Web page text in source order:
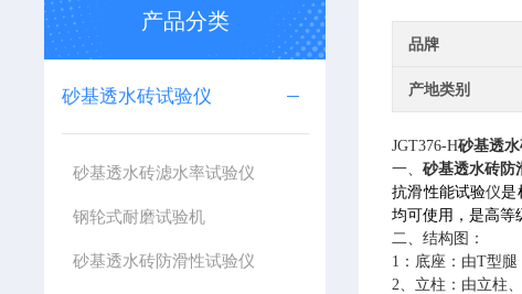
产品分类
砂基透水砖试验仪
砂基透水砖滤水率试验仪
钢轮式耐磨试验机
砂基透水砖防滑性试验仪
品牌
产地类别
JGT376-H砂基透
一、砂基透水砖防
抗滑性能试验仪是
均可使用，是高等
二、结构图：
1：底座：由T型腿
2、立柱：由立柱